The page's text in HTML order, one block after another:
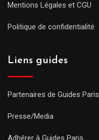
Mentions Légales et CGU
Politique de confidentialité
Liens guides
Partenaires de Guides Paris
Presse/Media
Adhérer à Guides Paris